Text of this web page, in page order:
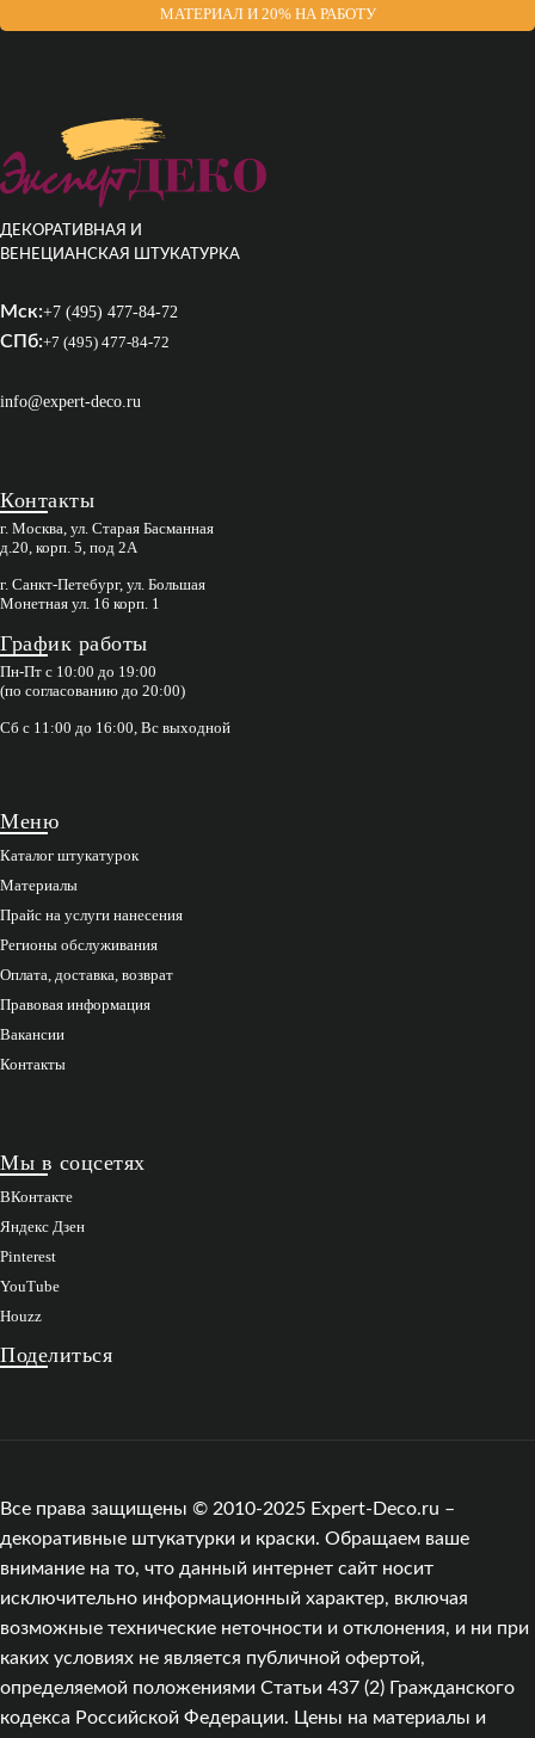
МАТЕРИАЛ И 20% НА РАБОТУ
ДЕКОРАТИВНАЯ И
ВЕНЕЦИАНСКАЯ ШТУКАТУРКА
Мск:+7 (495) 477-84-72
СПб:+7 (495) 477-84-72
info@expert-deco.ru
Контакты
г. Москва, ул. Старая Басманная
д.20, корп. 5, под 2А
г. Санкт-Петебург, ул. Большая
Монетная ул. 16 корп. 1
График работы
Пн-Пт с 10:00 до 19:00
(по согласованию до 20:00)
Сб с 11:00 до 16:00, Вс выходной
Меню
Каталог штукатурок
Материалы
Прайс на услуги нанесения
Регионы обслуживания
Оплата, доставка, возврат
Правовая информация
Вакансии
Контакты
Мы в соцсетях
ВКонтакте
Яндекс Дзен
Pinterest
YouTube
Houzz
Поделиться
Все права защищены © 2010-2025 Expert-Deco.ru –
декоративные штукатурки и краски. Обращаем ваше
внимание на то, что данный интернет сайт носит
исключительно информационный характер, включая
возможные технические неточности и отклонения, и ни при
каких условиях не является публичной офертой,
определяемой положениями Статьи 437 (2) Гражданского
кодекса Российской Федерации. Цены на материалы и